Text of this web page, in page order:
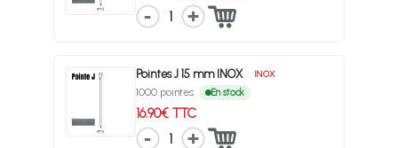
1
Pointes J 15 mm INOX INOX
1000 pointes En stock
16.90€ TTC
1